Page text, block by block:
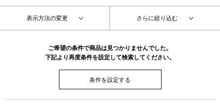
表示方法の変更 さらに絞り込む
ご希望の条件で商品は見つかりませんでした。
下記より再度条件を設定して検索してください。
条件を設定する